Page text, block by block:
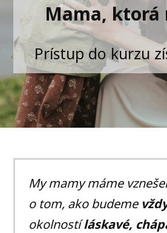
Mama, ktorá
Prístup do kurzu
My mamy máme
o tom, ako budeme
okolnostíláskavé,